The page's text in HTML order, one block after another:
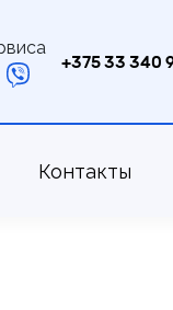
+375 33 340
Контакты